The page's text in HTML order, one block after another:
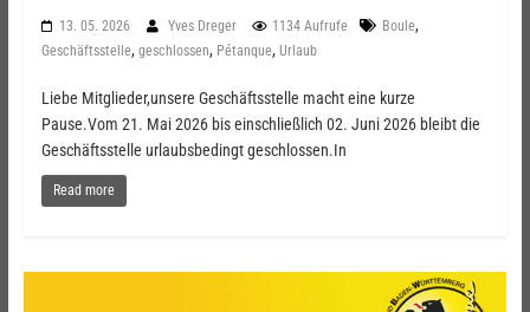
13. 05. 2026 Yves Dreger 1134 Aufrufe Boule,
Geschäftsstelle, geschlossen, Pétanque, Urlaub
Liebe Mitglieder,unsere Geschäftsstelle macht eine kurze
Pause.Vom 21. Mai 2026 bis einschließlich 02. Juni 2026 bleibt die
Geschäftsstelle urlaubsbedingt geschlossen.In
Read more